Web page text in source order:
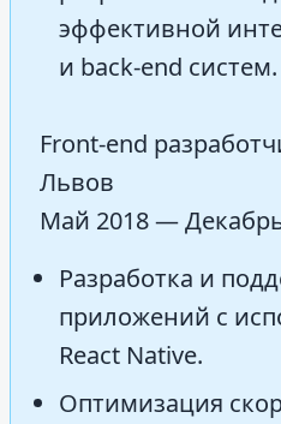
эффективной
и back-end систем.
Front-end
Львов
Май 2018 —
Разработка и
приложений с
React Native.
Оптимизация